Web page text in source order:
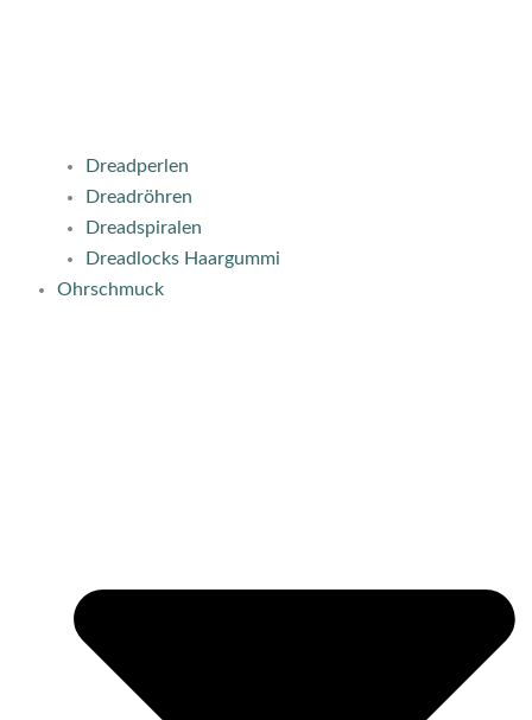
Dreadperlen
Dreadröhren
Dreadspiralen
Dreadlocks Haargummi
Ohrschmuck